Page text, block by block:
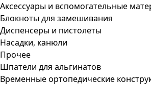
Аксессуары и вспомогательные
Блокноты для замешивания
Диспенсеры и пистолеты
Насадки, канюли
Прочее
Шпатели для альгинатов
Временные ортопедические